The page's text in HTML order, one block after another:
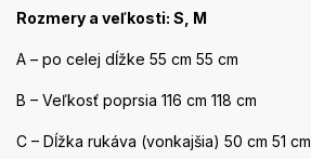
Rozmery a veľkosti: S, M
A – po celej dĺžke 55 cm 55 cm
B – Veľkosť poprsia 116 cm 118 cm
C – Dĺžka rukáva (vonkajšia) 50 cm 51 cm